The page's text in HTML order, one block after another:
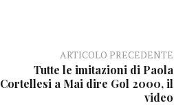
ARTICOLO PRECEDENTE
Tutte le imitazioni di Paola
Cortellesi a Mai dire Gol 2000, il
video